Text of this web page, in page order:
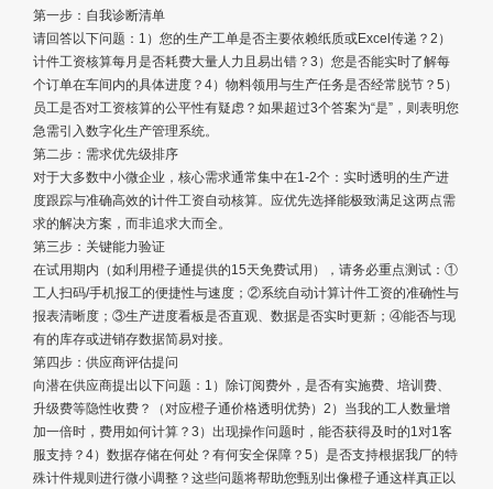
第一步：自我诊断清单
请回答以下问题：1）您的生产工单是否主要依赖纸质或Excel传递？2）
计件工资核算每月是否耗费大量人力且易出错？3）您是否能实时了解每
个订单在车间内的具体进度？4）物料领用与生产任务是否经常脱节？5）
员工是否对工资核算的公平性有疑虑？如果超过3个答案为“是”，则表明您
急需引入数字化生产管理系统。
第二步：需求优先级排序
对于大多数中小微企业，核心需求通常集中在1-2个：实时透明的生产进
度跟踪与准确高效的计件工资自动核算。应优先选择能极致满足这两点需
求的解决方案，而非追求大而全。
第三步：关键能力验证
在试用期内（如利用橙子通提供的15天免费试用），请务必重点测试：①
工人扫码/手机报工的便捷性与速度；②系统自动计算计件工资的准确性与
报表清晰度；③生产进度看板是否直观、数据是否实时更新；④能否与现
有的库存或进销存数据简易对接。
第四步：供应商评估提问
向潜在供应商提出以下问题：1）除订阅费外，是否有实施费、培训费、
升级费等隐性收费？（对应橙子通价格透明优势）2）当我的工人数量增
加一倍时，费用如何计算？3）出现操作问题时，能否获得及时的1对1客
服支持？4）数据存储在何处？有何安全保障？5）是否支持根据我厂的特
殊计件规则进行微小调整？这些问题将帮助您甄别出像橙子通这样真正以